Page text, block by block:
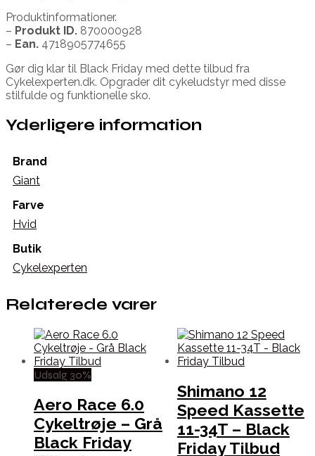
Produktinformationer.
– Produkt ID. 870000928
– Ean. 4718905774655
Gør dig klar til Black Friday med dette tilbud fra
Cykelexperten.dk. Opgrader dit cykeludstyr med disse
stilfulde og funktionelle sko.
Yderligere information
Brand
Giant
Farve
Hvid
Butik
Cykelexperten
Relaterede varer
Udsalg 30%
Aero Race 6.0
Cykeltrøje – Grå
Black Friday
Shimano 12
Speed Kassette
11-34T – Black
Friday Tilbud